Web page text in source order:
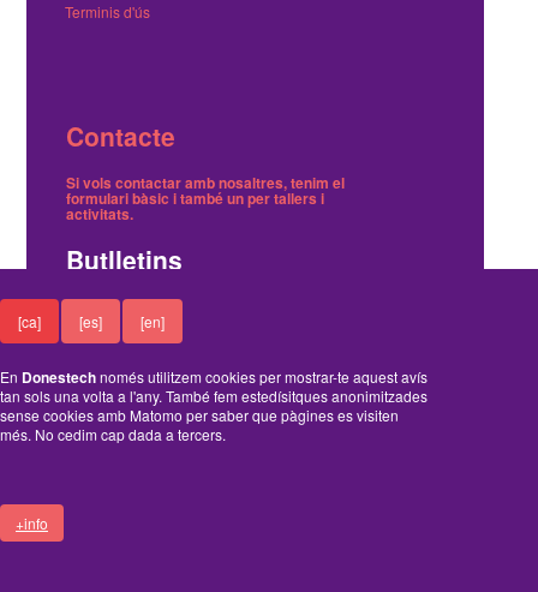
[ca] [es] [en]
En Donestechnomés utilitzem cookies per mostrar-te aquest avís
tan sols una volta a l'any. També fem estedísitques anonimitzades
sense cookies amb Matomo per saber que pàgines es visiten
més. No cedim cap dada a tercers.
+info
Terminis d'ús
Contacte
Si vols contactar amb nosaltres, tenim el
formulari bàsic i tambéun per tallers i
activitats.
Butlletins
Tenim dos butlletins, un trimestral de notícies i
un on avisem dels tallers gratuïts.
inscriure't o cancel·lar-ne la subscripció
Funciona amb el Drupal